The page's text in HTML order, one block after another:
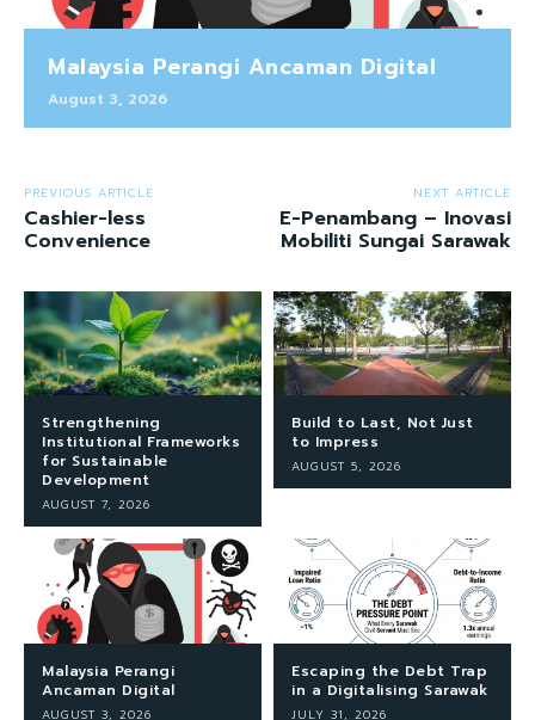
Malaysia Perangi Ancaman Digital
August 3, 2026
PREVIOUS ARTICLE
Cashier-less
Convenience
NEXT ARTICLE
E-Penambang – Inovasi
Mobiliti Sungai Sarawak
Strengthening
Institutional Frameworks
for Sustainable
Development
AUGUST 7, 2026
Build to Last, Not Just
to Impress
AUGUST 5, 2026
Malaysia Perangi
Ancaman Digital
AUGUST 3, 2026
Escaping the Debt Trap
in a Digitalising Sarawak
JULY 31, 2026